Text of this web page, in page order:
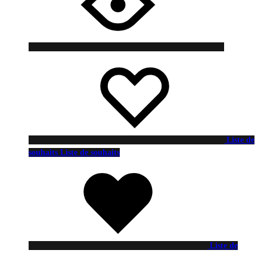
Liste de
souhaits Liste de souhaits
Liste de